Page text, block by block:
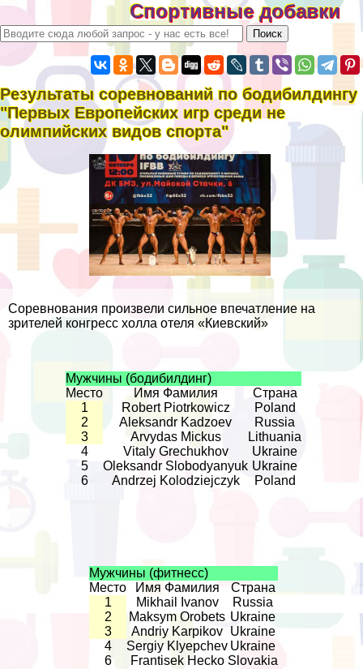
Спортивные добавки
Результаты соревнований по бодибилдингу
"Первых Европейских игр среди не
олимпийских видов спорта"
Соревнования произвели сильное впечатление на
зрителей конгресс холла отеля «Киевский»
Мужчины (бодибилдинг)
Место
Имя Фамилия
Страна
1
Robert Piotrkowicz
Poland
2
Aleksandr Kadzoev
Russia
3
Arvydas Mickus
Lithuania
4
Vitaly Grechukhov
Ukraine
5
Oleksandr Slobodyanyuk Ukraine
6
Andrzej Kolodziejczyk Poland
Мужчины (фитнесс)
Место
Имя Фамилия
Страна
1
Mikhail Ivanov
Russia
2
Maksym Orobets Ukraine
3
Andriy Karpikov Ukraine
4
Sergiy Klyepchev Ukraine
6
Frantisek Hecko Slovakia